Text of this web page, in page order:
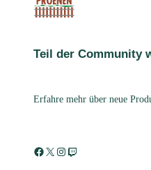
Teil der Community
Erfahre mehr über neue
Facebook X Instagram Twitch